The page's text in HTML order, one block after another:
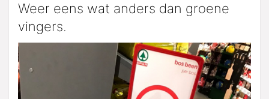
Weer eens wat anders dan groene
vingers.